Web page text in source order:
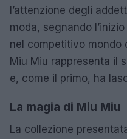
l’attenzione degli
moda, segnando
nel competitivo mondo
Miu Miu rappresenta il
e, come il primo, ha
La magia di Miu Miu
La collezione